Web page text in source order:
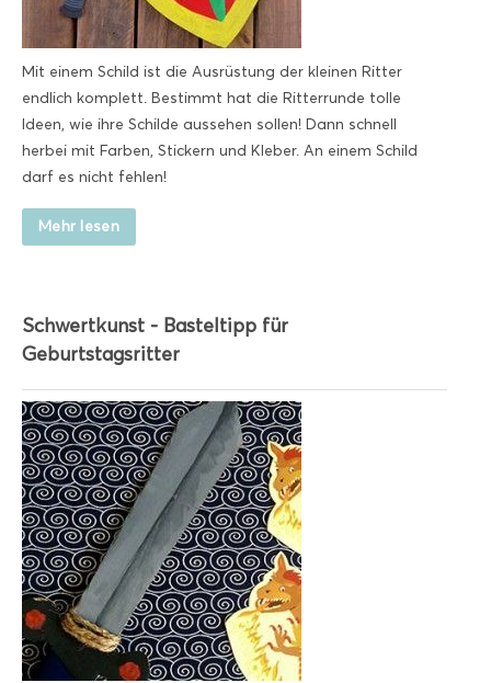
Mit einem Schild ist die Ausrüstung der kleinen Ritter
endlich komplett. Bestimmt hat die Ritterrunde tolle
Ideen, wie ihre Schilde aussehen sollen! Dann schnell
herbei mit Farben, Stickern und Kleber. An einem Schild
darf es nicht fehlen!
Mehr lesen
Schwertkunst - Basteltipp für
Geburtstagsritter